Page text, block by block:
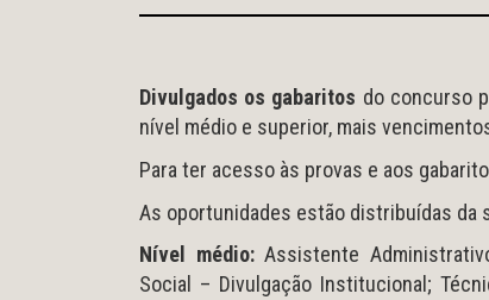
Divulgados os gabaritos do concurso
nível médio e superior, mais
Para ter acesso às provas e aos
As oportunidades estão distribuídas da
Nível médio:Assistente
Social – Divulgação Institucional;